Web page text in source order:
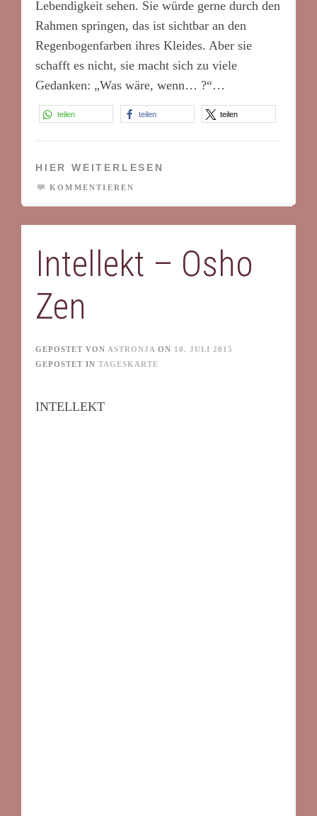
Lebendigkeit sehen. Sie würde gerne durch den
Rahmen springen, das ist sichtbar an den
Regenbogenfarben ihres Kleides. Aber sie
schafft es nicht, sie macht sich zu viele
Gedanken: „Was wäre, wenn… ?“…
teilen teilen teilen
HIER WEITERLESEN
KOMMENTIEREN
Intellekt – Osho
Zen
GEPOSTET VON ASTRONJA ON 10. JULI 2015
GEPOSTET IN TAGESKARTE
INTELLEKT